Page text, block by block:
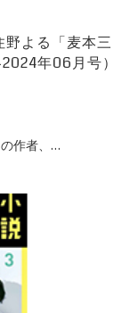
よる「麦本三
年06月号）
作者、…